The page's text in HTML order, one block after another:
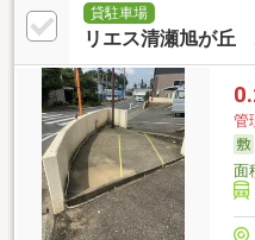
貸駐車場
リエス清瀬旭が丘
管
面